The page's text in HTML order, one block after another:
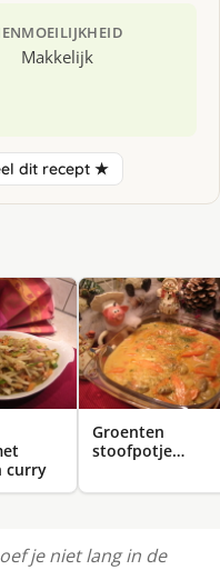
MOEILIJKHEID
Makkelijk
dit recept ★
curry
Groenten
stoofpotje…
je niet lang in de